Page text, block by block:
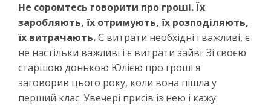
Не соромтесь говорити про гроші. Їх
заробляють, їх отримують, їх розподіляють,
їх витрачають.Є витрати необхідні і важливі, є
не настільки важливі і є витрати зайві. Зі своєю
старшою донькою Юлією про гроші я
заговорив цього року, коли вона пішла у
перший клас. Увечері присів із нею і кажу: